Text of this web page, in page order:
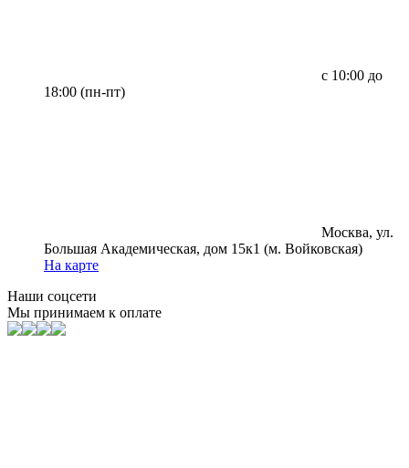
с 10:00 до
18:00 (пн-пт)
Москва, ул.
Большая Академическая, дом 15к1 (м. Войковская)
На карте
Наши соцсети
Мы принимаем к оплате